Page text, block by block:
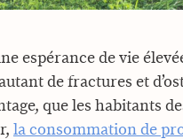
espérance de vie
de fractures et
que les habitants
la consommation de